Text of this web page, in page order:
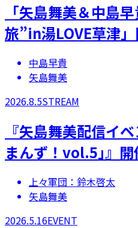
「矢島舞美＆中島
旅”in湯LOVE草津」
中島早貴
矢島舞美
2026.8.5STREAM
『矢島舞美配信イ
まんず！vol.5｣』開
上々軍団：鈴木啓太
矢島舞美
2026.5.16EVENT